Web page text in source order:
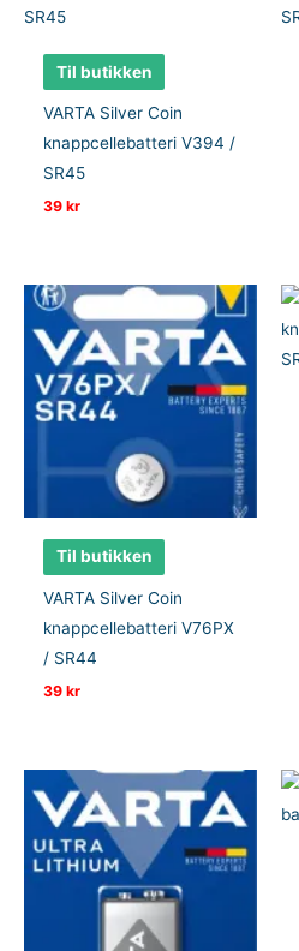
Til butikken
VARTA Silver Coin
knappcellebatteri V394 /
SR45
39kr
Til butikken
VARTA Silver Coin
knappcellebatteri V76PX
/ SR44
39kr